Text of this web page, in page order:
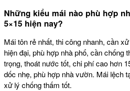
Những kiểu mái nào phù hợp
5×15 hiện nay?
Mái tôn rẻ nhất, thi công nhanh, cần
hiện đại, phù hợp nhà phố, cần chống
trọng, thoát nước tốt, chi phí cao hơn
dốc nhẹ, phù hợp nhà vườn. Mái lệch
xử lý chống thấm tốt.